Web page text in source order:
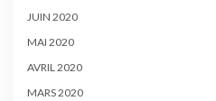
JUIN 2020
MAI 2020
AVRIL 2020
MARS 2020